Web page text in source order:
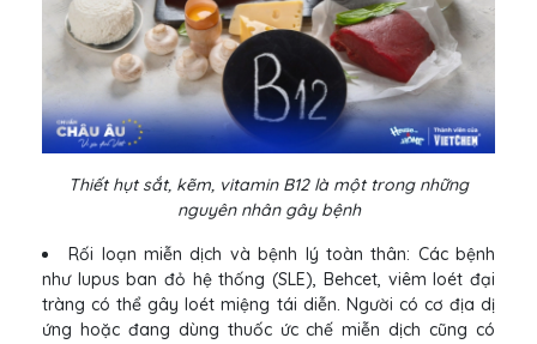
Thiết hụt sắt, kẽm, vitamin B12 là một trong những
nguyên nhân gây bệnh
Rối loạn miễn dịch và bệnh lý toàn thân: Các bệnh
như lupus ban đỏ hệ thống (SLE), Behcet, viêm loét đại
tràng có thể gây loét miệng tái diễn. Người có cơ địa dị
ứng hoặc đang dùng thuốc ức chế miễn dịch cũng có